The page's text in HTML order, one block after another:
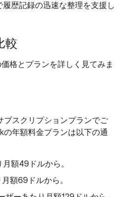
歴記録の迅速な整理を支援し
較
格とプランを詳しく見てみま
スクリプションプランでご
年額料金プランは以下の通
額49ドルから。
額69ドルから。